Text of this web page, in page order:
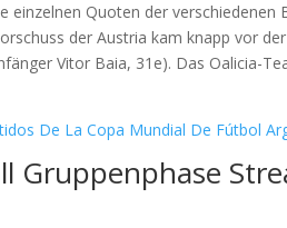
einzelnen Quoten der
der Austria kam knapp vor
Vitor Baia, 31e). Das Oalicia-
De La Copa Mundial De Fútbol
Gruppenphase